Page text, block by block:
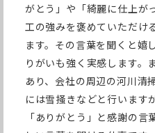
がとう」や「綺麗に仕上が
工の強みを褒めていただけ
ます。その言葉を聞くと嬉
りがいも強く実感します。
あり、会社の周辺の河川清
には雪掻きなどと行います
「ありがとう」と感謝の